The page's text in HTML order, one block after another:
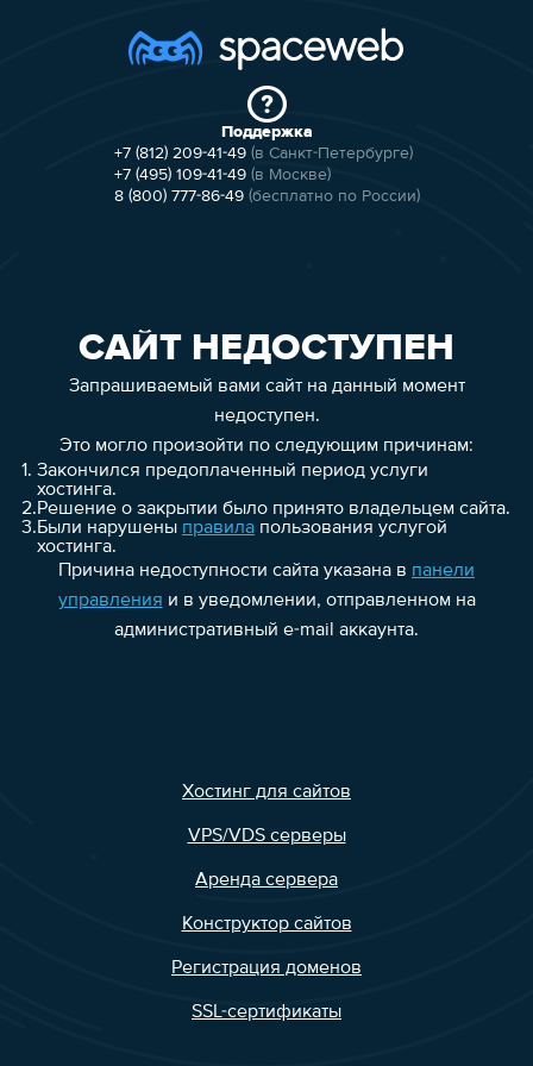
Поддержка
+7 (812) 209-41-49 (в Санкт-Петербурге)
+7 (495) 109-41-49 (в Москве)
8 (800) 777-86-49 (бесплатно по России)
САЙТ НЕДОСТУПЕН
Запрашиваемый вами сайт на данный момент
недоступен.
Это могло произойти по следующим причинам:
1. Закончился предоплаченный период услуги
хостинга.
2.Решение о закрытии было принято владельцем сайта.
3.Были нарушены правилапользования услугой
хостинга.
Причина недоступности сайта указана в панели
управления и в уведомлении, отправленном на
административный e-mail аккаунта.
Хостинг для сайтов
VPS/VDS серверы
Аренда сервера
Конструктор сайтов
Регистрация доменов
SSL-сертификаты